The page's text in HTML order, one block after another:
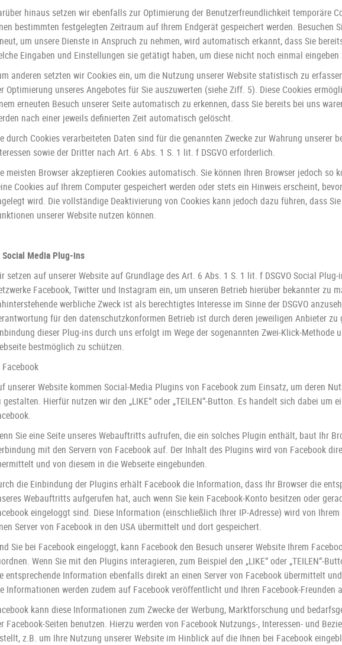
hinaus setzen wir ebenfalls zur Optimierung der Benutzerfreundlichkeit temporäre
bestimmten festgelegten Zeitraum auf Ihrem Endgerät gespeichert werden. Besuchen
um unsere Dienste in Anspruch zu nehmen, wird automatisch erkannt, dass Sie
Eingaben und Einstellungen sie getätigt haben, um diese nicht noch einmal eingeben
anderen setzten wir Cookies ein, um die Nutzung unserer Website statistisch zu
Optimierung unseres Angebotes für Sie auszuwerten (siehe Ziff. 5). Diese Cookies
erneuten Besuch unserer Seite automatisch zu erkennen, dass Sie bereits bei uns
nach einer jeweils definierten Zeit automatisch gelöscht.
durch Cookies verarbeiteten Daten sind für die genannten Zwecke zur Wahrung unserer
sowie der Dritter nach Art. 6 Abs. 1 S. 1 lit. f DSGVO erforderlich.
meisten Browser akzeptieren Cookies automatisch. Sie können Ihren Browser jedoch so
Cookies auf Ihrem Computer gespeichert werden oder stets ein Hinweis erscheint,
wird. Die vollständige Deaktivierung von Cookies kann jedoch dazu führen, dass
unserer Website nutzen können.
Media Plug-ins
setzen auf unserer Website auf Grundlage des Art. 6 Abs. 1 S. 1 lit. f DSGVO Social
Facebook, Twitter und Instagram ein, um unseren Betrieb hierüber bekannter zu
werbliche Zweck ist als berechtigtes Interesse im Sinne der DSGVO
für den datenschutzkonformen Betrieb ist durch deren jeweiligen Anbieter zu
dieser Plug-ins durch uns erfolgt im Wege der sogenannten Zwei-Klick-Methode
bestmöglich zu schützen.
Facebook
unserer Website kommen Social-Media Plugins von Facebook zum Einsatz, um deren
gestalten. Hierfür nutzen wir den „LIKE“ oder „TEILEN“-Button. Es handelt sich dabei um
Sie eine Seite unseres Webauftritts aufrufen, die ein solches Plugin enthält, baut Ihr
mit den Servern von Facebook auf. Der Inhalt des Plugins wird von Facebook
und von diesem in die Webseite eingebunden.
die Einbindung der Plugins erhält Facebook die Information, dass Ihr Browser die
Webauftritts aufgerufen hat, auch wenn Sie kein Facebook-Konto besitzen oder
eingeloggt sind. Diese Information (einschließlich Ihrer IP-Adresse) wird von
Server von Facebook in den USA übermittelt und dort gespeichert.
Sie bei Facebook eingeloggt, kann Facebook den Besuch unserer Website Ihrem
Wenn Sie mit den Plugins interagieren, zum Beispiel den „LIKE“ oder „TEILEN“-
entsprechende Information ebenfalls direkt an einen Server von Facebook übermittelt
Informationen werden zudem auf Facebook veröffentlicht und Ihren Facebook-Freunden
kann diese Informationen zum Zwecke der Werbung, Marktforschung und
Facebook-Seiten benutzen. Hierzu werden von Facebook Nutzungs-, Interessen- und
z.B. um Ihre Nutzung unserer Website im Hinblick auf die Ihnen bei Facebook